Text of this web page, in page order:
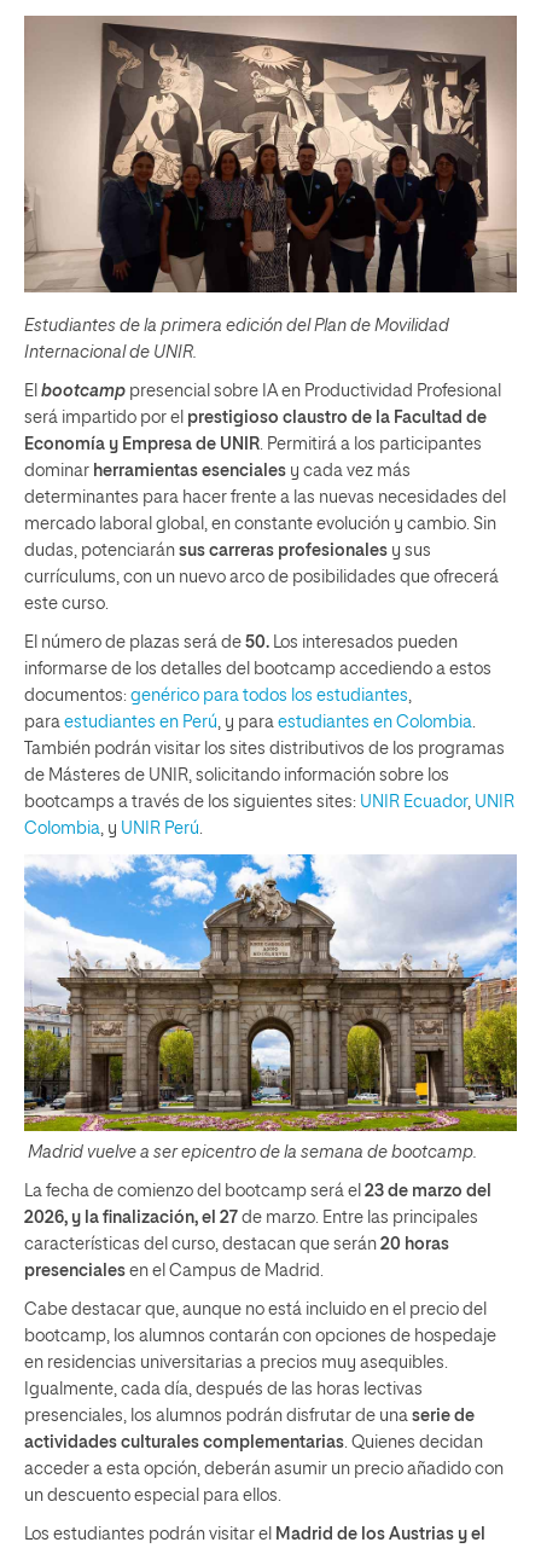
Estudiantes de la primera edición del Plan de Movilidad
Internacional de UNIR.
El bootcamp presencial sobre IA en Productividad Profesional
será impartido por el prestigioso claustro de la Facultad de
Economía y Empresa de UNIR. Permitirá a los participantes
dominar herramientas esenciales y cada vez más
determinantes para hacer frente a las nuevas necesidades del
mercado laboral global, en constante evolución y cambio. Sin
dudas, potenciarán sus carreras profesionales y sus
currículums, con un nuevo arco de posibilidades que ofrecerá
este curso.
El número de plazas será de 50. Los interesados pueden
informarse de los detalles del bootcamp accediendo a estos
documentos: genérico para todos los estudiantes,
para estudiantes en Perú, y para estudiantes en Colombia.
También podrán visitar los sites distributivos de los programas
de Másteres de UNIR, solicitando información sobre los
bootcamps a través de los siguientes sites: UNIR Ecuador, UNIR
Colombia, y UNIR Perú.
Madrid vuelve a ser epicentro de la semana de bootcamp.
La fecha de comienzo del bootcamp será el 23 de marzo del
2026, y la finalización, el 27 de marzo. Entre las principales
características del curso, destacan que serán 20 horas
presenciales en el Campus de Madrid.
Cabe destacar que, aunque no está incluido en el precio del
bootcamp, los alumnos contarán con opciones de hospedaje
en residencias universitarias a precios muy asequibles.
Igualmente, cada día, después de las horas lectivas
presenciales, los alumnos podrán disfrutar de una serie de
actividades culturales complementarias. Quienes decidan
acceder a esta opción, deberán asumir un precio añadido con
un descuento especial para ellos.
Los estudiantes podrán visitar el Madrid de los Austrias y el